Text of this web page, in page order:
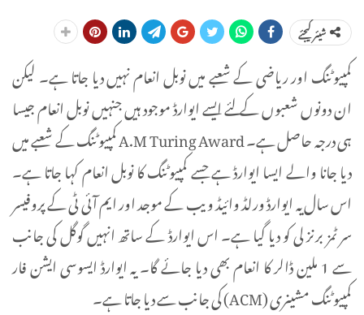
شیئر کیجئے
کمپیوٹنگ اور ریاضی کے شعبے میں نوبل انعام نہیں دیا جاتا ہے۔ لیکن
ان دونوں شعبوں کے لئے ایسے ایوارڈ موجود ہیں جنہیں نوبل انعام جیسا
ہی درجہ حاصل ہے۔ A.M Turing Award کمپیوٹنگ کے شعبے میں
دیا جانا والے ایسا ایوارڈ ہے جسے کمپیوٹنگ کا نوبل انعام کہا جاتا ہے۔
اس سال یہ ایوارڈ ورلڈ وائیڈ ویب کے موجد اور ایم آئی ٹی کے پروفیسر
سر ٹمز برنز لی کو دیا گیا ہے۔ اس ایوارڈ کے ساتھ انہیں گوگل کی جانب
سے 1 ملین ڈالر کا انعام بھی دیا جائے گا۔ یہ ایوارڈ ایسوسی ایشن فار
کمپیوٹنگ مشینری (ACM) کی جانب سے دیا جاتا ہے۔